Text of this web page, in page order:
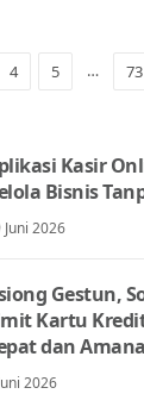
4 5 … 73
Kasir
Bisnis
Juni 2026
Gestun,
Kartu
dan
2026